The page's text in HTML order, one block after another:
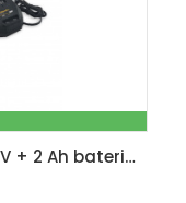
RASH 2020 SET - aku nůžky 20 V + 2 Ah baterie + nabíječka